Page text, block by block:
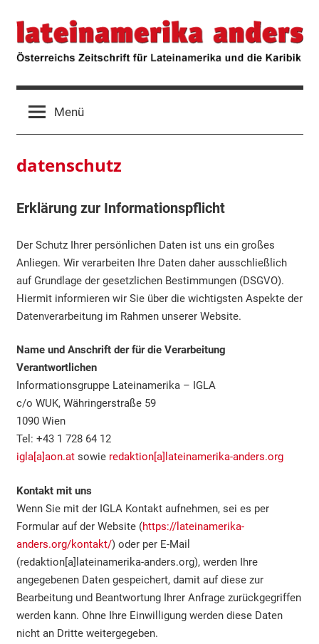
Inhalt
springen
lateinamerika
anders
Österreichs
Zeitschrift
für
und
die
Karibik
Menü
datenschutz
Erklärung zur Informationspflicht
Der Schutz Ihrer persönlichen Daten ist uns ein großes
Anliegen. Wir verarbeiten Ihre Daten daher ausschließlich
auf Grundlage der gesetzlichen Bestimmungen (DSGVO).
Hiermit informieren wir Sie über die wichtigsten Aspekte der
Datenverarbeitung im Rahmen unserer Website.
Name und Anschrift der für die Verarbeitung
Verantwortlichen
Informationsgruppe Lateinamerika – IGLA
c/o WUK, Währingerstraße 59
1090 Wien
Tel: +43 1 728 64 12
igla[a]aon.atsowie redaktion[a]lateinamerika-anders.org
Kontakt mit uns
Wenn Sie mit der IGLA Kontakt aufnehmen, sei es per
Formular auf der Website (https://lateinamerika-
anders.org/kontakt/) oder per E-Mail
(redaktion[a]lateinamerika-anders.org), werden Ihre
angegebenen Daten gespeichert, damit auf diese zur
Bearbeitung und Beantwortung Ihrer Anfrage zurückgegriffen
werden kann. Ohne Ihre Einwilligung werden diese Daten
nicht an Dritte weitergegeben.